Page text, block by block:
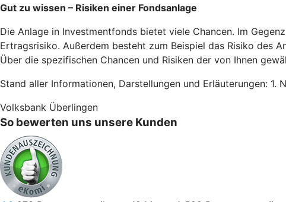
Gut zu wissen – Risiken einer Fondsanlage
Die Anlage in Investmentfonds bietet viele Chancen. Im
Ertragsrisiko. Außerdem besteht zum Beispiel das Risiko des
Über die spezifischen Chancen und Risiken der von Ihnen
Stand aller Informationen, Darstellungen und Erläuterungen:
Volksbank Überlingen
So bewerten uns unsere Kunden